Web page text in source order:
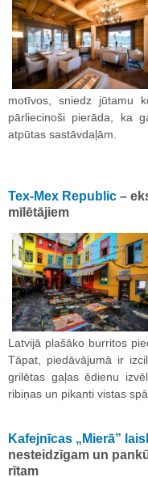
motīvos, sniedz jūtamu
pārliecinoši pierāda, ka
atpūtas sastāvdaļām.
Tex-Mex Republic –
mīlētājiem
Latvijā plašāko burritos
Tāpat, piedāvājumā ir
grilētas gaļas ēdienu
ribiņas un pikanti vistas
Kafejnīcas „Mierā”
nesteidzīgam un
rītam